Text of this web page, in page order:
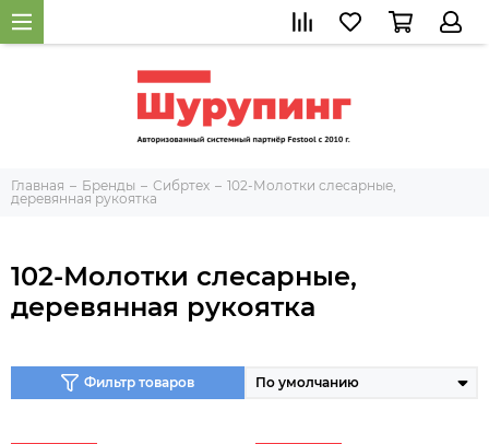
Главная Бренды Сибртех
102-Молотки слесарные,
деревянная рукоятка
102-Молотки слесарные,
деревянная рукоятка
Фильтр товаров